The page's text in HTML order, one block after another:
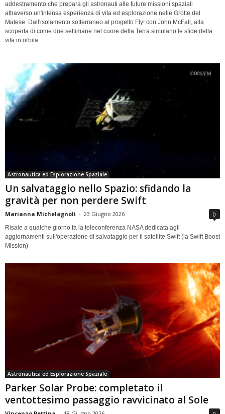
addestramento che prepara gli astronauti alle future missioni spaziali
attraverso un'intensa esperienza di vita ed esplorazione nelle Grotte del
Matese. Dall'isolamento sotterraneo al progetto Fly! con John McFall, alla
scoperta di come due settimane nel cuore della Terra simulano le sfide della
vita in orbita
Astronautica ed Esplorazione Spaziale
Un salvataggio nello Spazio: sfidando la
gravità per non perdere Swift
Marianna Michelagnoli - 23 Giugno 2026 0
Risale a qualche giorno fa la teleconferenza NASA dedicata agli
aggiornamenti sull'operazione di salvataggio per il satellite Swift (la Swift Boost
Mission)
Astronautica ed Esplorazione Spaziale
Parker Solar Probe: completato il
ventottesimo passaggio ravvicinato al Sole